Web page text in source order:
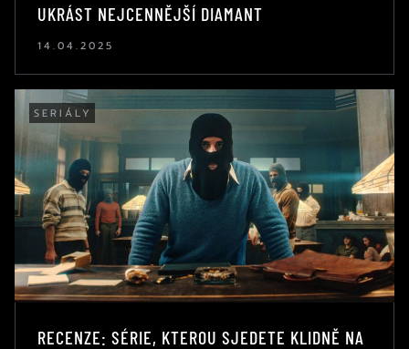
UKRÁST NEJCENNĚJŠÍ DIAMANT
14.04.2025
SERIÁLY
RECENZE: SÉRIE, KTEROU SJEDETE KLIDNĚ NA